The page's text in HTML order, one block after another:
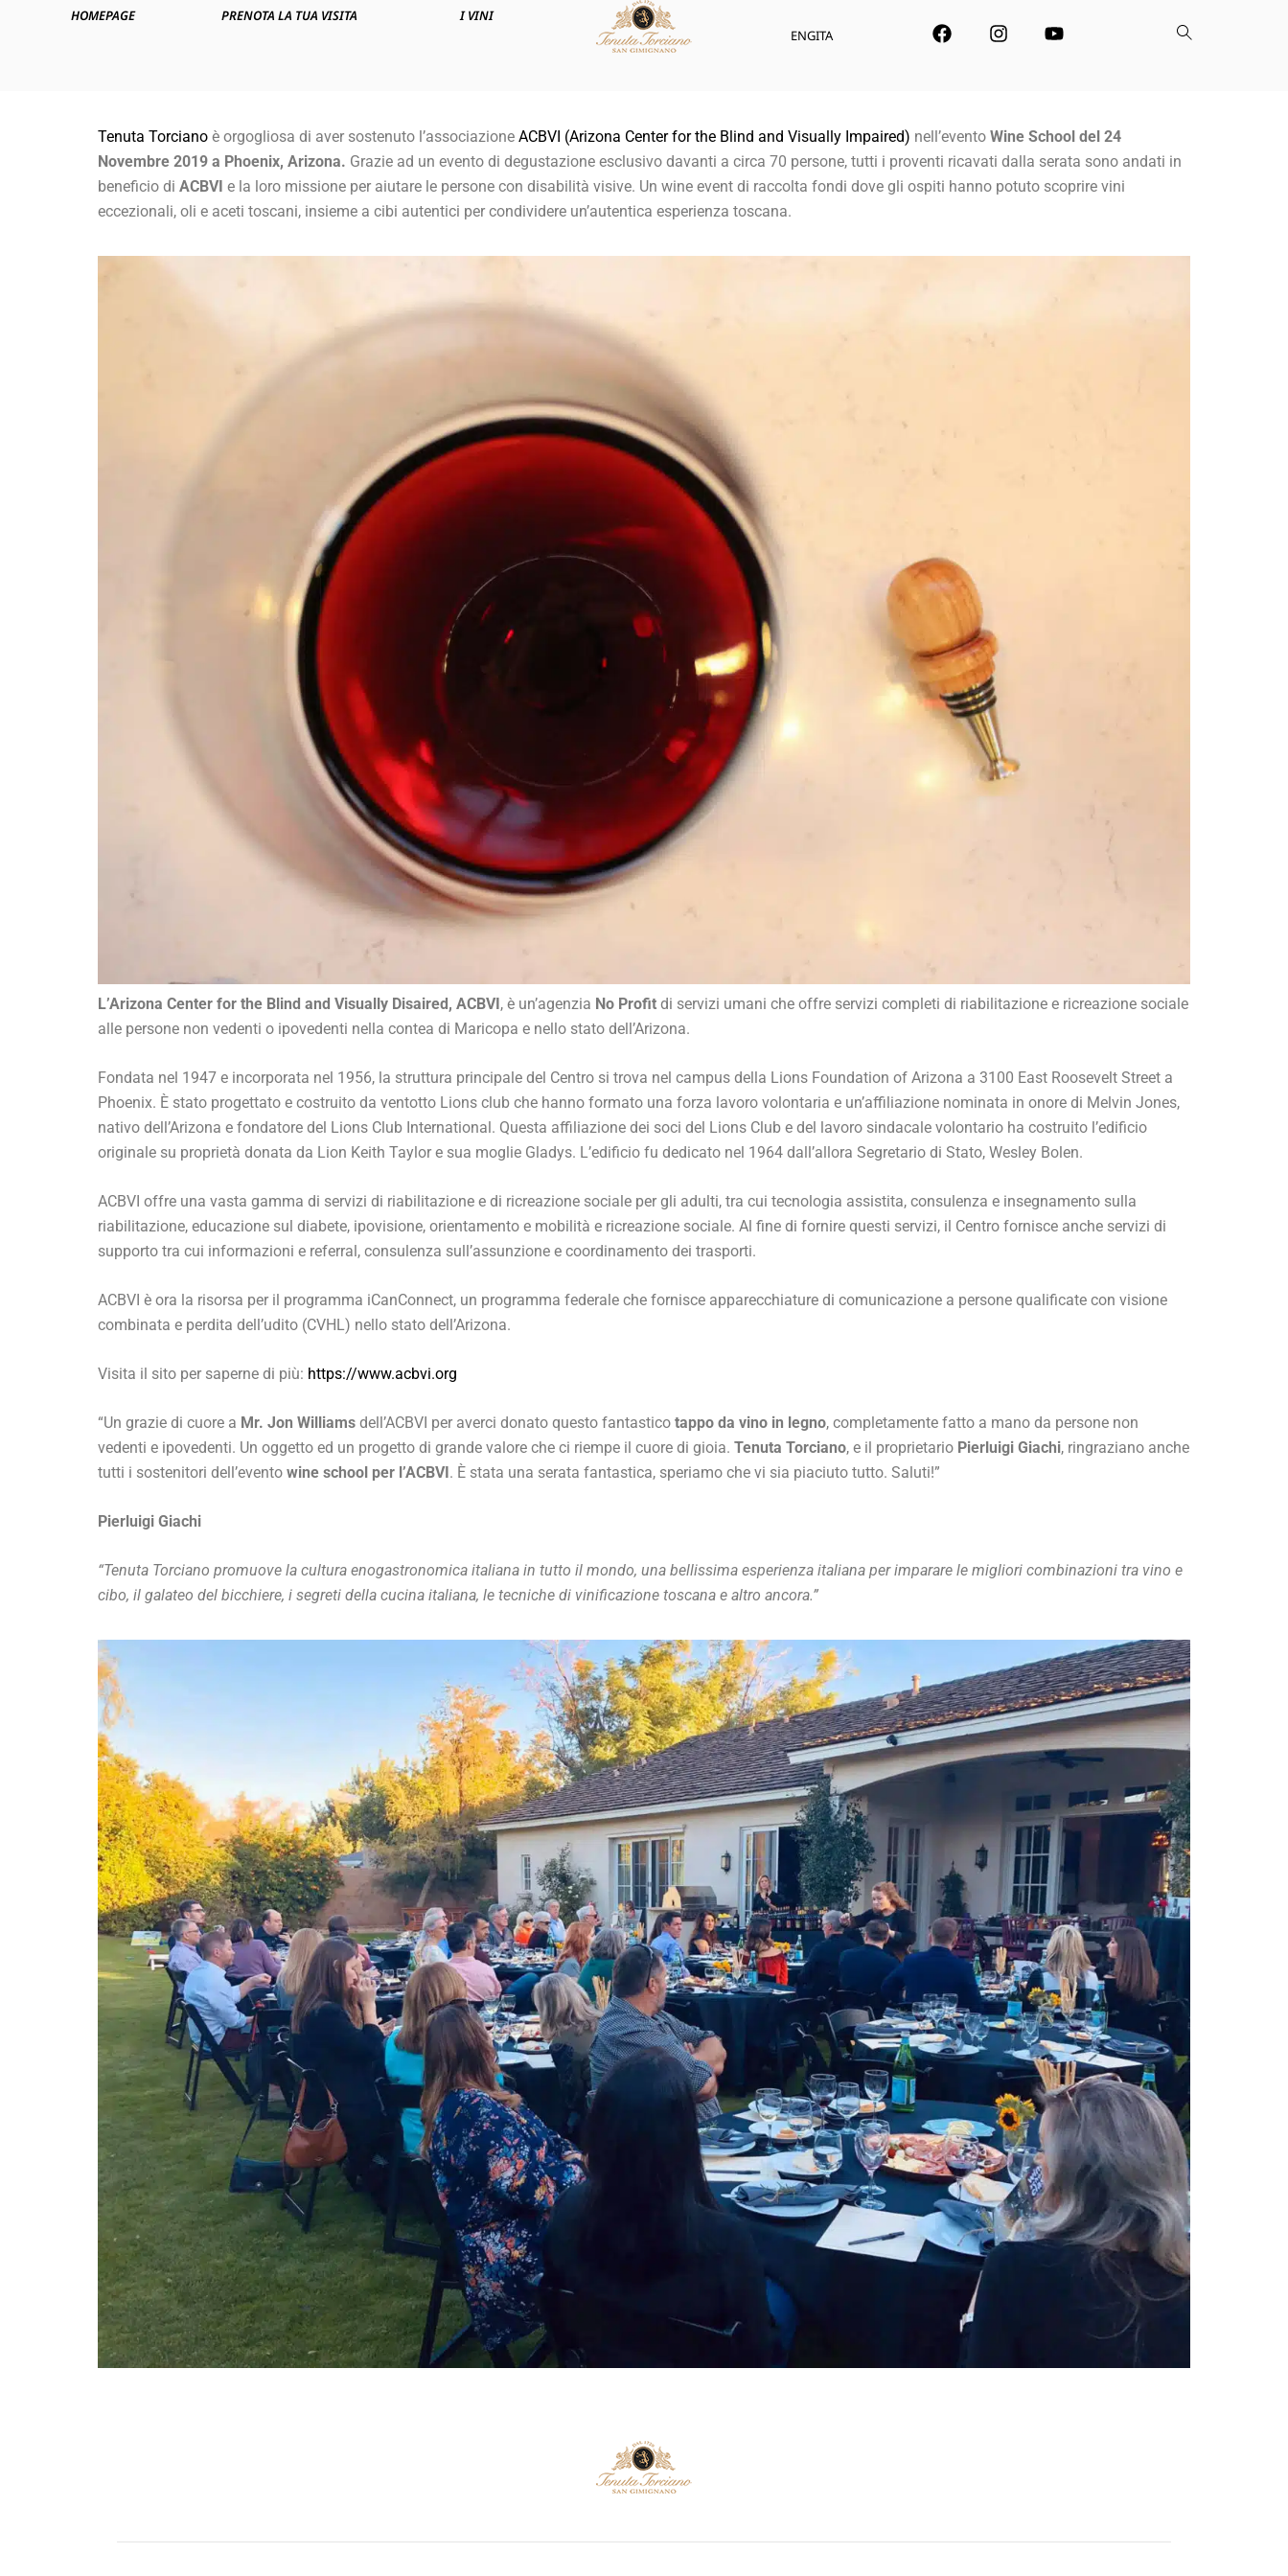
HOMEPAGE PRENOTA LA TUA VISITA
I VINI
ENGITA
Tenuta Torciano è orgogliosa di aver sostenuto l’associazione ACBVI (Arizona Center for the Blind and Visually Impaired) nell’evento Wine School del 24
Novembre 2019 a Phoenix, Arizona. Grazie ad un evento di degustazione esclusivo davanti a circa 70 persone, tutti i proventi ricavati dalla serata sono andati in
beneficio di ACBVI e la loro missione per aiutare le persone con disabilità visive. Un wine event di raccolta fondi dove gli ospiti hanno potuto scoprire vini
eccezionali, oli e aceti toscani, insieme a cibi autentici per condividere un’autentica esperienza toscana.
L’Arizona Center for the Blind and Visually Disaired, ACBVI, è un’agenzia No Profit di servizi umani che offre servizi completi di riabilitazione e ricreazione sociale
alle persone non vedenti o ipovedenti nella contea di Maricopa e nello stato dell’Arizona.
Fondata nel 1947 e incorporata nel 1956, la struttura principale del Centro si trova nel campus della Lions Foundation of Arizona a 3100 East Roosevelt Street a
Phoenix. È stato progettato e costruito da ventotto Lions club che hanno formato una forza lavoro volontaria e un’affiliazione nominata in onore di Melvin Jones,
nativo dell’Arizona e fondatore del Lions Club International. Questa affiliazione dei soci del Lions Club e del lavoro sindacale volontario ha costruito l’edificio
originale su proprietà donata da Lion Keith Taylor e sua moglie Gladys. L’edificio fu dedicato nel 1964 dall’allora Segretario di Stato, Wesley Bolen.
ACBVI offre una vasta gamma di servizi di riabilitazione e di ricreazione sociale per gli adulti, tra cui tecnologia assistita, consulenza e insegnamento sulla
riabilitazione, educazione sul diabete, ipovisione, orientamento e mobilità e ricreazione sociale. Al fine di fornire questi servizi, il Centro fornisce anche servizi di
supporto tra cui informazioni e referral, consulenza sull’assunzione e coordinamento dei trasporti.
ACBVI è ora la risorsa per il programma iCanConnect, un programma federale che fornisce apparecchiature di comunicazione a persone qualificate con visione
combinata e perdita dell’udito (CVHL) nello stato dell’Arizona.
Visita il sito per saperne di più: https://www.acbvi.org
“Un grazie di cuore a Mr. Jon Williams dell’ACBVI per averci donato questo fantastico tappo da vino in legno, completamente fatto a mano da persone non
vedenti e ipovedenti. Un oggetto ed un progetto di grande valore che ci riempe il cuore di gioia. Tenuta Torciano, e il proprietario Pierluigi Giachi, ringraziano anche
tutti i sostenitori dell’evento wine school per l’ACBVI. È stata una serata fantastica, speriamo che vi sia piaciuto tutto. Saluti!”
Pierluigi Giachi
“Tenuta Torciano promuove la cultura enogastronomica italiana in tutto il mondo, una bellissima esperienza italiana per imparare le migliori combinazioni tra vino e
cibo, il galateo del bicchiere, i segreti della cucina italiana, le tecniche di vinificazione toscana e altro ancora.”